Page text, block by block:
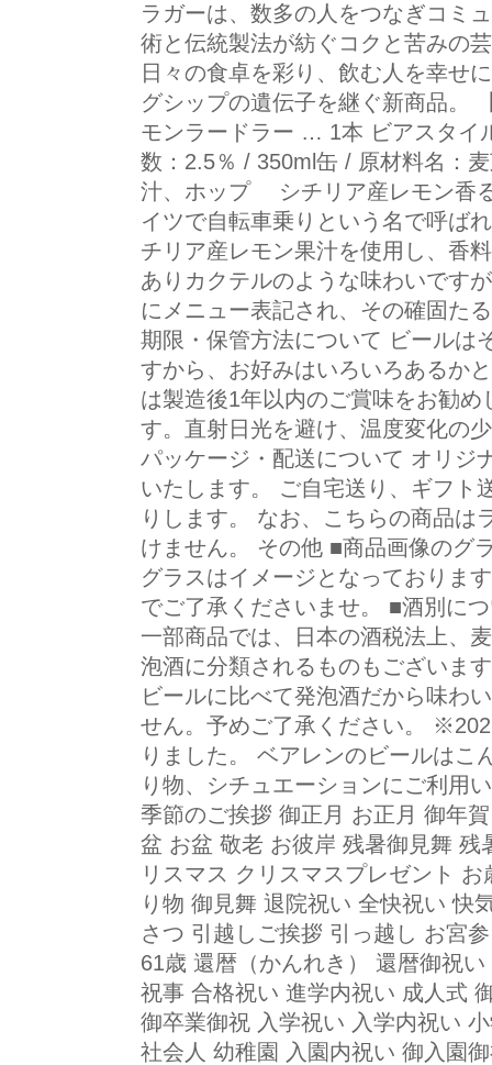
ラガーは、数多の人をつなぎコミ
術と伝統製法が紡ぐコクと苦みの
日々の食卓を彩り、飲む人を幸せ
グシップの遺伝子を継ぐ新商品。
モンラードラー … 1本 ビアスタイ
数：2.5％ / 350ml缶 / 原材料名：
汁、ホップ シチリア産レモン香
イツで自転車乗りという名で呼ば
チリア産レモン果汁を使用し、香
ありカクテルのような味わいです
にメニュー表記され、その確固た
期限・保管方法について ビールは
すから、お好みはいろいろあるか
は製造後1年以内のご賞味をお勧
す。直射日光を避け、温度変化の
パッケージ・配送について オリジ
いたします。 ご自宅送り、ギフト
りします。 なお、こちらの商品は
けません。 その他 ■商品画像のグ
グラスはイメージとなっておりま
でご了承くださいませ。 ■酒別に
一部商品では、日本の酒税法上、
泡酒に分類されるものもございま
ビールに比べて発泡酒だから味わ
せん。予めご了承ください。
りました。 ベアレンのビールはこ
り物、シチュエーションにご利用
季節のご挨拶 御正月 お正月 御年
盆 お盆 敬老 お彼岸 残暑御見舞
リスマス クリスマスプレゼント
り物 御見舞 退院祝い 全快祝い 快
さつ 引越しご挨拶 引っ越し お宮
61歳 還暦（かんれき） 還暦御祝
祝事 合格祝い 進学内祝い 成人式
御卒業御祝 入学祝い 入学内祝い
社会人 幼稚園 入園内祝い 御入園